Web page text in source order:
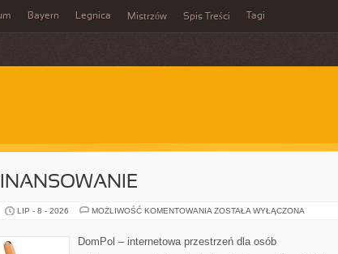
Bayern Legnica Mistrzów Spis Treści Tagi
LIP - 8 - 2026 MOŻLIWOŚĆ KOMENTOWANIA KOSZTY
ZOSTAŁA WYŁĄCZONA
DomPol – internetowa przestrzeń dla osób